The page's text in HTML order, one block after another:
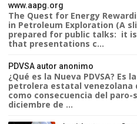
www.aapg.org
The Quest for Energy
in Petroleum Exploration (A
prepared for public talks: it
that presentations c...
PDVSA autor anonimo
¿Qué es la Nueva PDVSA? Es
petrolera estatal venezolana
como consecuencia del paro-
diciembre de ...